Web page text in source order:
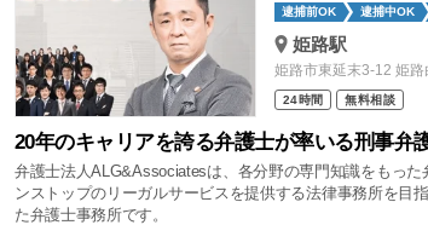
逮捕前OK 逮捕中OK
姫路駅
姫路市東延末3-12 姫
24時間 無料相談
20年のキャリアを誇る弁護士が率いる刑事弁
弁護士法人ALG&Associatesは、各分野の専門知識をもっ
ンストップのリーガルサービスを提供する法律事務所を目
た弁護士事務所です。